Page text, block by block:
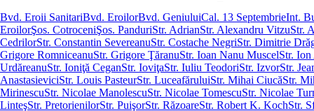
Bvd. Eroii SanitariBvd. EroilorBvd. GeniuluiCal. 13 SeptembrieInt.
EroilorŞos. CotroceniŞos. PanduriStr. AdrianStr. Alexandru VitzuStr.
CedrilorStr. Constantin SevereanuStr. Costache NegriStr. Dimitrie
Grigore RomniceanuStr. Grigore ŢăranuStr. Ioan Nanu MuscelStr. Ion
UrdăreanuStr. Ioniţă CeganStr. IoviţaStr. Iuliu TeodoriStr. IzvorStr.
AnastasieviciStr. Louis PasteurStr. LuceafăruluiStr. Mihai CiucăStr.
MirinescuStr. Nicolae ManolescuStr. Nicolae TomescuStr. Nicolae
LinteşStr. PretorienilorStr. PuişorStr. RăzoareStr. Robert K. KochStr.